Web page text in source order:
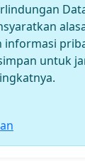
informasi
untuk